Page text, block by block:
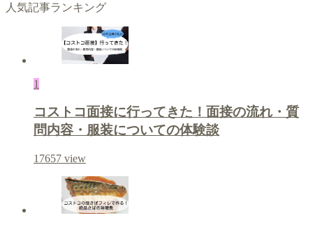
人気記事ランキング
1
コストコ面接に行ってきた！面接の流れ・質
問内容・服装についての体験談
17657 view